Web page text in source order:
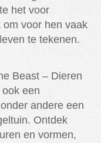
het voor
om voor hen vaak
te tekenen.
Beast – Dieren
een
andere een
Ontdek
en vormen,